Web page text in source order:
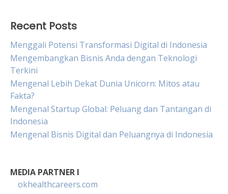
Recent Posts
Menggali Potensi Transformasi Digital di Indonesia
Mengembangkan Bisnis Anda dengan Teknologi
Terkini
Mengenal Lebih Dekat Dunia Unicorn: Mitos atau
Fakta?
Mengenal Startup Global: Peluang dan Tantangan di
Indonesia
Mengenal Bisnis Digital dan Peluangnya di Indonesia
MEDIA PARTNER I
okhealthcareers.com